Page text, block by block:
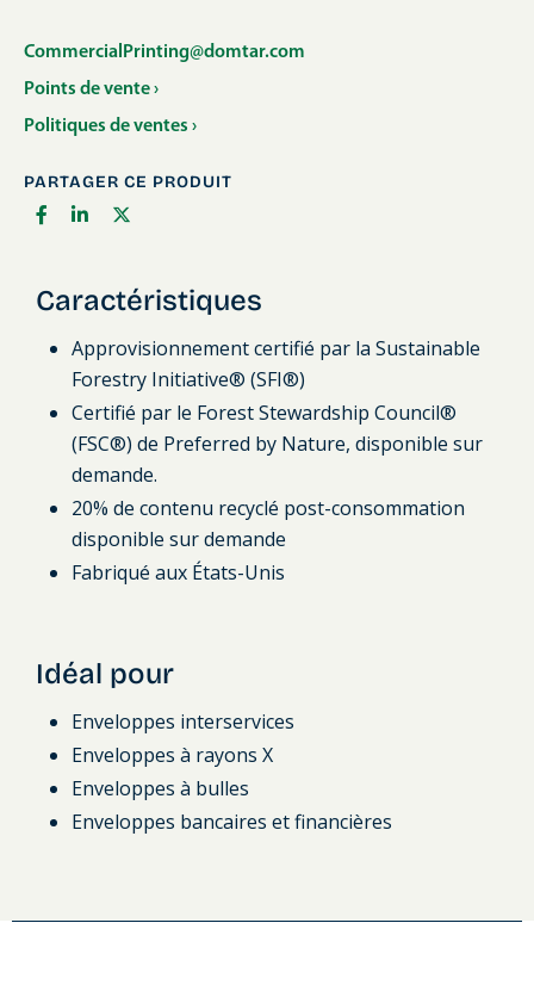
CommercialPrinting@domtar.com
Points de vente ›
Politiques de ventes ›
PARTAGER CE PRODUIT
Caractéristiques
Approvisionnement certifié par la Sustainable
Forestry Initiative® (SFI®)
Certifié par le Forest Stewardship Council®
(FSC®) de Preferred by Nature, disponible sur
demande.
20% de contenu recyclé post-consommation
disponible sur demande
Fabriqué aux États-Unis
Idéal pour
Enveloppes interservices
Enveloppes à rayons X
Enveloppes à bulles
Enveloppes bancaires et financières